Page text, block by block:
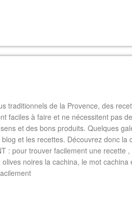
traditionnels de la Provence, des
faciles à faire et ne nécessitent pas
et des bons produits. Quelques
et les recettes. Découvrez donc la
: pour trouver facilement une recette
noires la cachina, le mot cachina